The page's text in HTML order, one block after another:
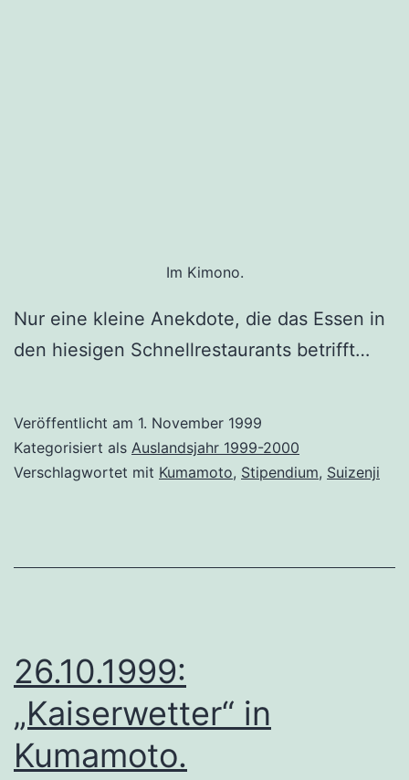
Im Kimono.
Nur eine kleine Anekdote, die das Essen in
den hiesigen Schnellrestaurants betrifft…
Veröffentlicht am 1. November 1999
Kategorisiert als Auslandsjahr 1999-2000
Verschlagwortet mit Kumamoto, Stipendium, Suizenji
26.10.1999:
„Kaiserwetter“ in
Kumamoto.